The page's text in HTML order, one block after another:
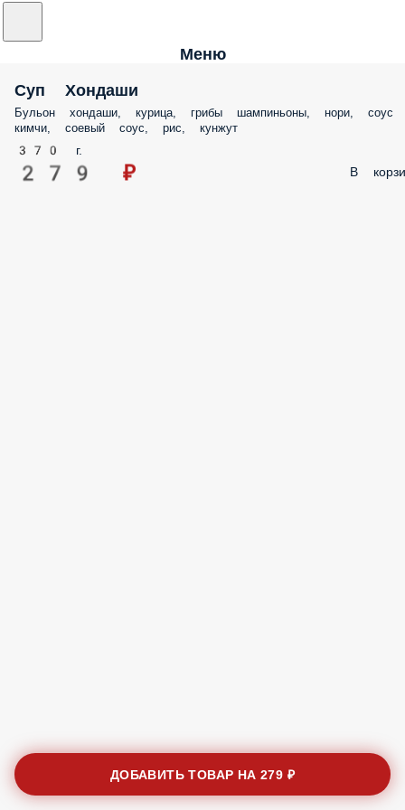
Меню
Суп Хондаши
Бульон хондаши, курица, грибы шампиньоны, нори, соус
кимчи, соевый соус, рис, кунжут
370 г.
279 ₽ В
ДОБАВИТЬ ТОВАР НА279 ₽